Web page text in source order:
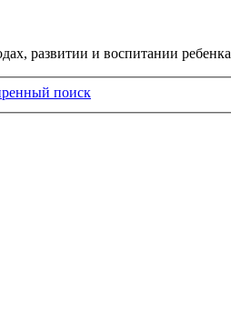
развитии и воспитании ребенка
поиск